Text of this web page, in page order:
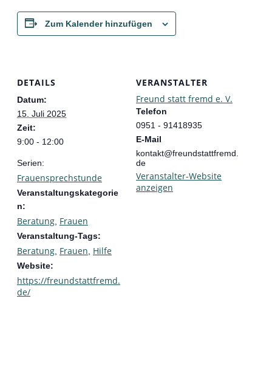
Zum Kalender hinzufügen
DETAILS
Datum:
15. Juli 2025
Zeit:
9:00 - 12:00
Serien:
Frauensprechstunde
Veranstaltungskategorie
n:
Beratung Frauen
Veranstaltung-Tags:
Beratung Frauen Hilfe
Website:
https://freundstattfremd.
de/
VERANSTALTER
Freund statt fremd e. V.
Telefon
0951 - 91418935
E-Mail
kontakt@freundstattfremd.
de
Veranstalter-Website
anzeigen